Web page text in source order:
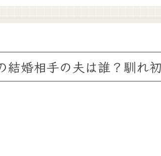
結婚相手の夫は誰？馴れ